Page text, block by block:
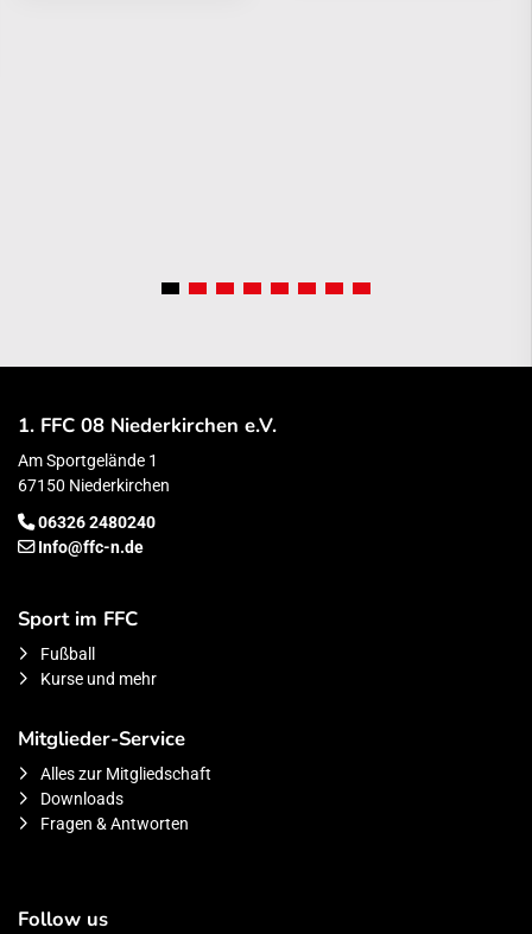
1. FFC 08 Niederkirchen e.V.
Am Sportgelände 1
67150 Niederkirchen
06326 2480240
Info@ffc-n.de
Sport im FFC
Fußball
Kurse und mehr
Mitglieder-Service
Alles zur Mitgliedschaft
Downloads
Fragen & Antworten
Follow us